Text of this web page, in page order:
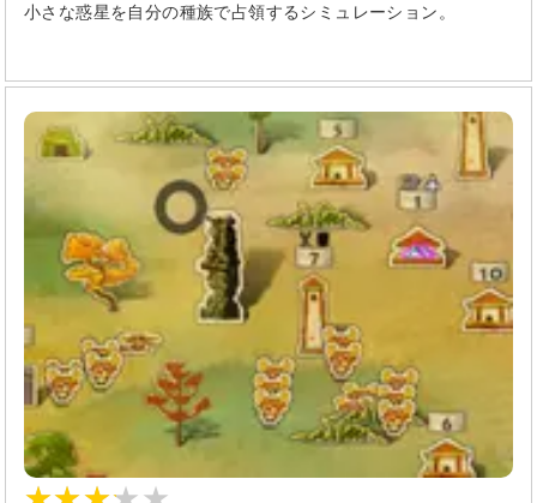
小さな惑星を自分の種族で占領するシミュレーション。